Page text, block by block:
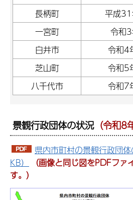
長柄町
平成
一宮町
令和
白井市
令和4
芝山町
令和5
八千代市
令和7
景観行政団体の状況（令和8
県内市町村の景観行政団
KB）
（画像と同じ図をPDFフ
す。）